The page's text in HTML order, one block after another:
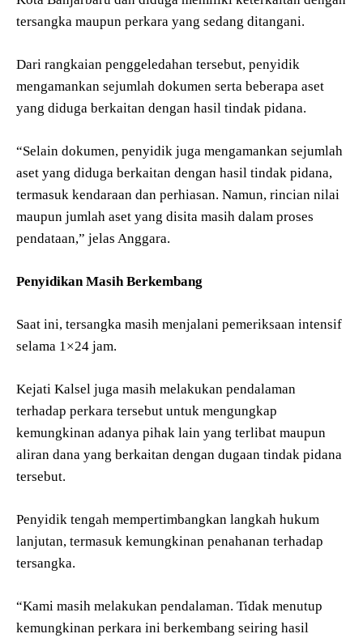
tersangka maupun perkara yang sedang ditangani.
Dari rangkaian penggeledahan tersebut, penyidik
mengamankan sejumlah dokumen serta beberapa aset
yang diduga berkaitan dengan hasil tindak pidana.
“Selain dokumen, penyidik juga mengamankan sejumlah
aset yang diduga berkaitan dengan hasil tindak pidana,
termasuk kendaraan dan perhiasan. Namun, rincian nilai
maupun jumlah aset yang disita masih dalam proses
pendataan,” jelas Anggara.
Penyidikan Masih Berkembang
Saat ini, tersangka masih menjalani pemeriksaan intensif
selama 1×24 jam.
Kejati Kalsel juga masih melakukan pendalaman
terhadap perkara tersebut untuk mengungkap
kemungkinan adanya pihak lain yang terlibat maupun
aliran dana yang berkaitan dengan dugaan tindak pidana
tersebut.
Penyidik tengah mempertimbangkan langkah hukum
lanjutan, termasuk kemungkinan penahanan terhadap
tersangka.
“Kami masih melakukan pendalaman. Tidak menutup
kemungkinan perkara ini berkembang seiring hasil